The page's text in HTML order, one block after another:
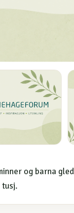
og barna
tusj.